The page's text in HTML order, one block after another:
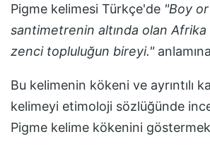
Pigme kelimesi Türkçe'de "Boy
santimetrenin altında olan
zenci topluluğun bireyi."
Bu kelimenin kökeni ve ayrıntılı
kelimeyi etimoloji sözlüğünde
Pigme kelime kökenini